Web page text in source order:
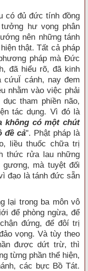
có đủ đức tính đồng
hư vọng phân
nên những tánh
thật. Tất cả pháp
pháp mà Đức
đã hiểu rõ, đã kinh
cứuÏ cánh, nay đem
nhằm vào việc phải
tham phiền não,
tác dụng. Vì đó là
không có một chút
đề cả". Phật pháp là
liều thuốc chữa trị
thức rửa lau những
mà tuyệt đối
đạo là tánh đức sẵn
lại trong ba môn vô
để phòng ngừa, để
đứng, để đôí trị
vọng. Và tùy theo
được dứt trừ, thì
từng phần thể hiện,
các bực Bồ Tát.